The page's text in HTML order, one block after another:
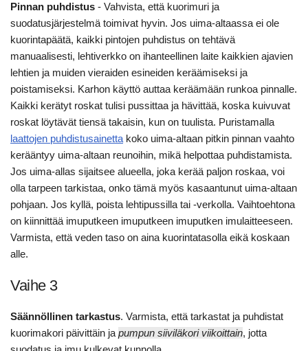
Pinnan puhdistus - Vahvista, että kuorimuri ja
suodatusjärjestelmä toimivat hyvin. Jos uima-altaassa ei ole
kuorintapäätä, kaikki pintojen puhdistus on tehtävä
manuaalisesti, lehtiverkko on ihanteellinen laite kaikkien ajavien
lehtien ja muiden vieraiden esineiden keräämiseksi ja
poistamiseksi. Karhon käyttö auttaa keräämään runkoa pinnalle.
Kaikki kerätyt roskat tulisi pussittaa ja hävittää, koska kuivuvat
roskat löytävät tiensä takaisin, kun on tuulista. Puristamalla
laattojen puhdistusainetta koko uima-altaan pitkin pinnan vaahto
kerääntyy uima-altaan reunoihin, mikä helpottaa puhdistamista.
Jos uima-allas sijaitsee alueella, joka kerää paljon roskaa, voi
olla tarpeen tarkistaa, onko tämä myös kasaantunut uima-altaan
pohjaan. Jos kyllä, poista lehtipussilla tai -verkolla. Vaihtoehtona
on kiinnittää imuputkeen imuputkeen imuputken imulaitteeseen.
Varmista, että veden taso on aina kuorintatasolla eikä koskaan
alle.
Vaihe 3
Säännöllinen tarkastus. Varmista, että tarkastat ja puhdistat
kuorimakori päivittäin ja pumpun siiviläkori viikoittain, jotta